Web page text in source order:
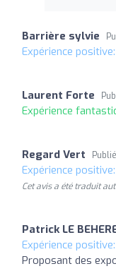
Barrière sylvie
Expérience positive:
Laurent Forte
Expérience
Regard Vert
Expérience positive:
Cet avis a été traduit
Patrick LE
Expérience positive:
Proposant des